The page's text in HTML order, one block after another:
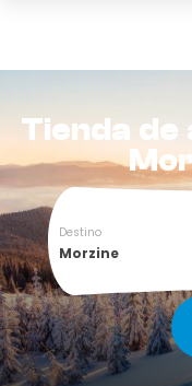
Tienda de
Destino
Morzine